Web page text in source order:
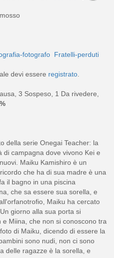
fotografo Fratelli-perduti
devi essere registrato.
3 Sospeso, 1 Da rivedere,
della serie Onegai Teacher: la
di campagna dove vivono Kei e
Maiku Kamishiro è un
che ha di sua madre è una
il bagno in una piscina
che sa essere sua sorella, e
Maiku ha cercato
giorno alla sua porta si
Miina, che non si conoscono tra
di Maiku, dicendo di essere la
sono nudi, non ci sono
delle ragazze è la sorella, e